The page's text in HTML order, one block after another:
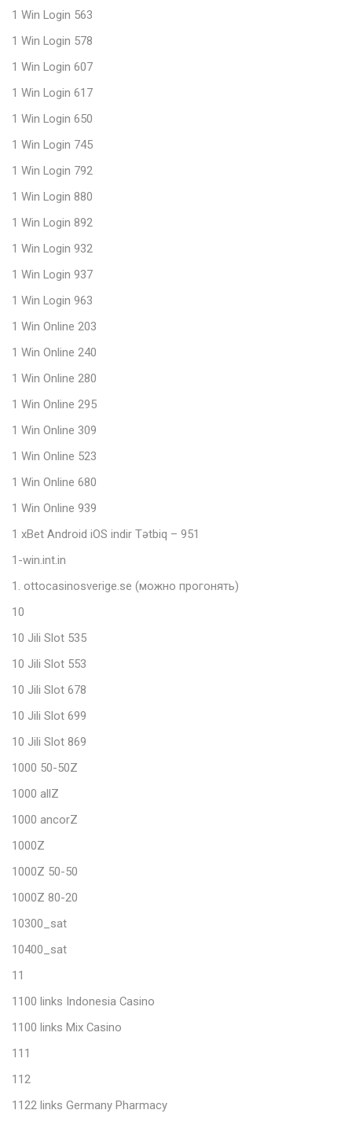
1 Win Login 563
1 Win Login 578
1 Win Login 607
1 Win Login 617
1 Win Login 650
1 Win Login 745
1 Win Login 792
1 Win Login 880
1 Win Login 892
1 Win Login 932
1 Win Login 937
1 Win Login 963
1 Win Online 203
1 Win Online 240
1 Win Online 280
1 Win Online 295
1 Win Online 309
1 Win Online 523
1 Win Online 680
1 Win Online 939
1 xBet Android iOS indir Tətbiq – 951
1-win.int.in
1. ottocasinosverige.se (можно прогонять)
10
10 Jili Slot 535
10 Jili Slot 553
10 Jili Slot 678
10 Jili Slot 699
10 Jili Slot 869
1000 50-50Z
1000 allZ
1000 ancorZ
1000Z
1000Z 50-50
1000Z 80-20
10300_sat
10400_sat
11
1100 links Indonesia Casino
1100 links Mix Casino
111
112
1122 links Germany Pharmacy